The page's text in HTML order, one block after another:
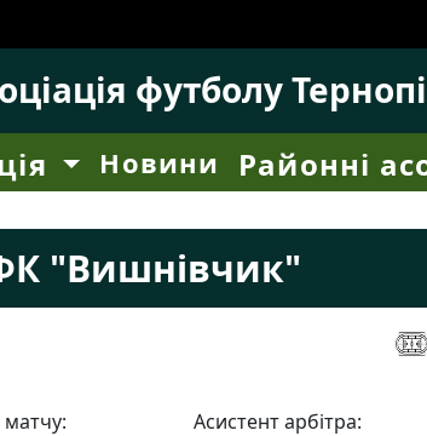
футболу
Новини Районні
"Вишнівчик"
матчу: Асистент арбітра: